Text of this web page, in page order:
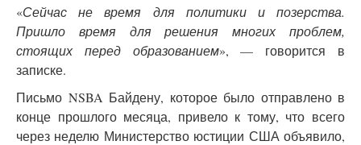
«Сейчас не время для политики и позерства.
Пришло время для решения многих проблем,
стоящих перед образованием», — говорится в
записке.
Письмо NSBA Байдену, которое было отправлено в
конце прошлого месяца, привело к тому, что всего
через неделю Министерство юстиции США объявило,